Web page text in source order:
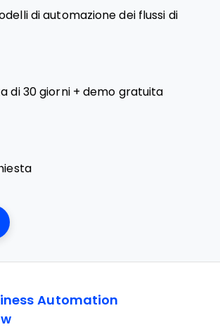
di automazione dei flussi di
di 30 giorni + demo gratuita
Automation